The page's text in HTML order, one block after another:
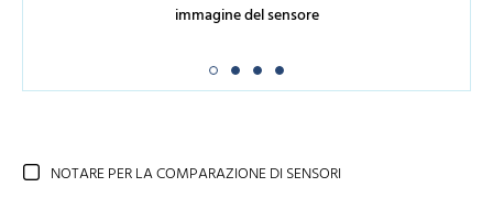
immagine del sensore
NOTARE PER LA COMPARAZIONE DI SENSORI